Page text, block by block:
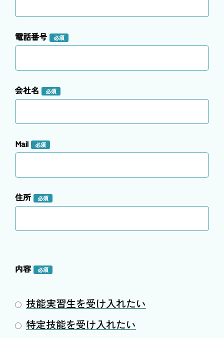
電話番号 必須
会社名 必須
Mail 必須
住所 必須
内容 必須
技能実習生を受け入れたい
特定技能を受け入れたい